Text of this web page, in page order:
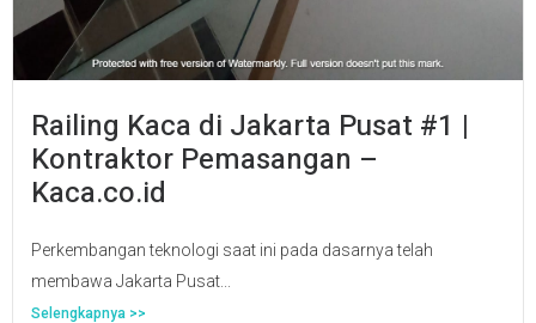
Railing Kaca di Jakarta Pusat #1 |
Kontraktor Pemasangan –
Kaca.co.id
Perkembangan teknologi saat ini pada dasarnya telah
membawa Jakarta Pusat...
Selengkapnya >>